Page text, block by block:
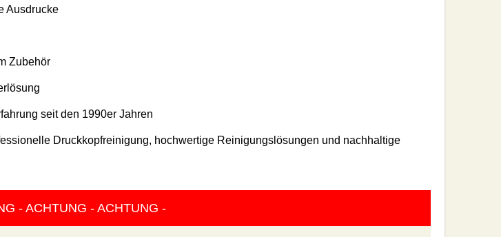
Ausdrucke
Zubehör
seit den 1990er Jahren
Druckkopfreinigung, hochwertige Reinigungslösungen und nachhaltige
- ACHTUNG - ACHTUNG -